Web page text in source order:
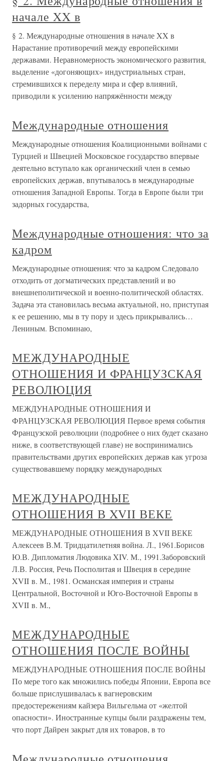
начале XX в
§ 2. Международные отношения в начале XX в
Нарастание противоречий между европейскими
державами. Неравномерность экономического развития,
выделение «догоняющих» индустриальных стран,
стремившихся к переделу мира и сфер влияний,
приводили к усилению напряжённости между
Международные отношения
Международные отношения Коалиционными войнами с
Турцией и Швецией Московское государство впервые
деятельно вступало как органический член в семью
европейских держав, впутывалось в международные
отношения Западной Европы. Тогда в Европе были три
задорных государства,
Международные отношения: что за
кадром
Международные отношения: что за кадром Следовало
отходить от догматических представлений и во
внешнеполитической и военно-политической областях.
Задача эта становилась весьма актуальной, но, приступая
к ее решению, мы в ту пору и здесь прикрывались…
Лениным. Вспоминаю,
МЕЖДУНАРОДНЫЕ
ОТНОШЕНИЯ И ФРАНЦУЗСКАЯ
РЕВОЛЮЦИЯ
МЕЖДУНАРОДНЫЕ ОТНОШЕНИЯ И
ФРАНЦУЗСКАЯ РЕВОЛЮЦИЯ Первое время события
Французской революции (подробнее о них будет сказано
ниже, в соответствующей главе) не воспринимались
правительствами других европейских держав как угроза
существовавшему порядку международных
МЕЖДУНАРОДНЫЕ
ОТНОШЕНИЯ В XVII ВЕКЕ
МЕЖДУНАРОДНЫЕ ОТНОШЕНИЯ В XVII ВЕКЕ
Алексеев В.М. Тридцатилетняя война. Л., 1961.Борисов
Ю.В. Дипломатия Людовика XIV. М., 1991.Заборовский
Л.В. Россия, Речь Посполитая и Швеция в середине
XVII в. М., 1981. Османская империя и страны
Центральной, Восточной и Юго-Восточной Европы в
XVII в. М.,
МЕЖДУНАРОДНЫЕ
ОТНОШЕНИЯ ПОСЛЕ ВОЙНЫ
МЕЖДУНАРОДНЫЕ ОТНОШЕНИЯ ПОСЛЕ ВОЙНЫ
По мере того как множились победы Японии, Европа все
больше прислушивалась к вагнеровским
предостережениям кайзера Вильгельма от «желтой
опасности». Иностранные купцы были раздражены тем,
что порт Дайрен закрыт для их товаров, в то